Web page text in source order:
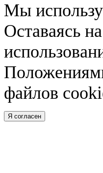
Мы
Оставаясь
файлов
Я согласен